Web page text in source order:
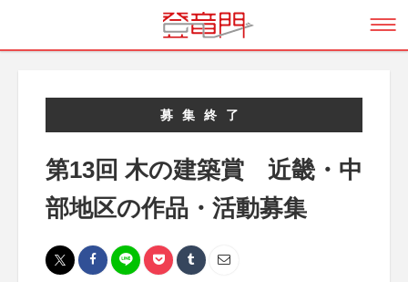
募集終了
第13回 木の建築賞 近畿・中
部地区の作品・活動募集